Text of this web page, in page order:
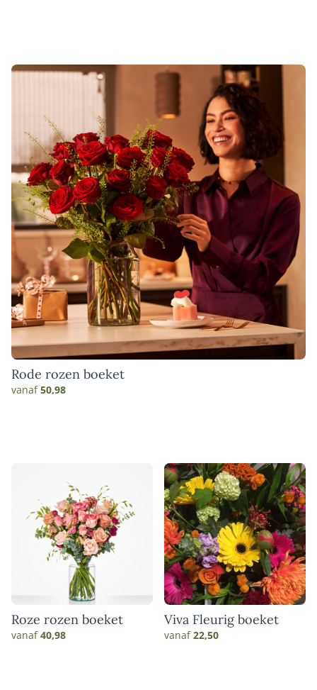
Rode rozen boeket
vanaf50,98
Roze rozen boeket
vanaf40,98
Viva Fleurig boeket
vanaf22,50